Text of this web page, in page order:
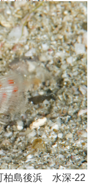
柏島後浜 水深-22